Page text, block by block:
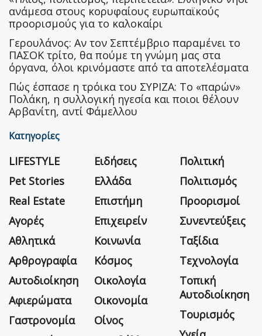
ανάμεσα στους κορυφαίους ευρωπαϊκούς
προορισμούς για το καλοκαίρι
Γερουλάνος: Αν τον Σεπτέμβριο παραμένει το
ΠΑΣΟΚ τρίτο, θα πούμε τη γνώμη μας στα
όργανα, όλοι κρινόμαστε από τα αποτελέσματα
Πώς έσπασε η τρόικα του ΣΥΡΙΖΑ: Το «παρών»
Πολάκη, η συλλογική ηγεσία και ποιοι θέλουν
Αρβανίτη, αντί Φάμελλου
Κατηγορίες
LIFESTYLE
Pet Stories
Real Estate
Αγορές
Αθλητικά
Αρθρογραφία
Αυτοδιοίκηση
Αφιερώματα
Γαστρονομία
Ειδήσεις
Ελλάδα
Επιστήμη
Επιχειρείν
Κοινωνία
Κόσμος
Οικολογία
Οικονομία
Οίνος
Πολιτική
Πολιτισμός
Προορισμοί
Συνεντεύξεις
Ταξίδια
Τεχνολογία
Τοπική
Αυτοδιοίκηση
Τουρισμός